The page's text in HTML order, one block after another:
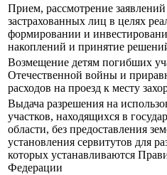
Прием, рассмотрение
застрахованных лиц в целях
формировании и
накоплений и принятие
Возмещение детям погибших
Отечественной войны и
расходов на проезд к месту
Выдача разрешения на
участков, находящихся в
области, без предоставления
установления сервитутов для
которых устанавливаются
Федерации